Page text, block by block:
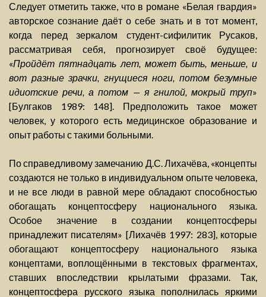
Следует отметить также, что в романе «Белая гвардия»
авторское сознание даёт о себе знать и в тот момент,
когда перед зеркалом студент-сифилитик Русаков,
рассматривая себя, прогнозирует своё будущее:
«Пройдёт пятнадцать лет, может быть, меньше, и
вот разные зрачки, гнущиеся ноги, потом безумные
идиотские речи, а потом — я гнилой, мокрый труп»
[Булгаков 1989: 148]. Предположить такое может
человек, у которого есть медицинское образование и
опыт работы с такими больными.
По справедливому замечанию Д.С. Лихачёва, «концепты
создаются не только в индивидуальном опыте человека,
и не все люди в равной мере обладают способностью
обогащать концептосферу национального языка.
Особое значение в создании концептосферы
принадлежит писателям» [Лихачёв 1997: 283], которые
обогащают концептосферу национального языка
концептами, воплощёнными в текстовых фрагментах,
ставших впоследствии крылатыми фразами. Так,
концептосфера русского языка пополнилась яркими